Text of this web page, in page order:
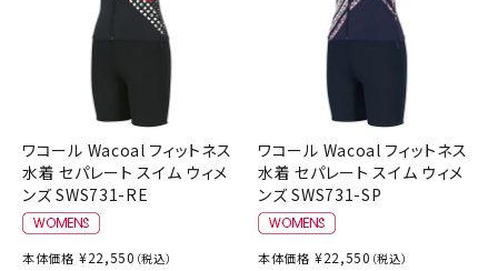
ワコール Wacoal フィットネス
水着 セパレート スイム ウィメ
ンズ SWS731-RE
本体価格 ¥22,550 （税込）
ワコール Wacoal フィットネス
水着 セパレート スイム ウィメ
ンズ SWS731-SP
本体価格 ¥22,550 （税込）